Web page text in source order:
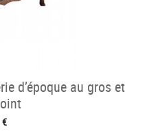
d’époque au gros et
€